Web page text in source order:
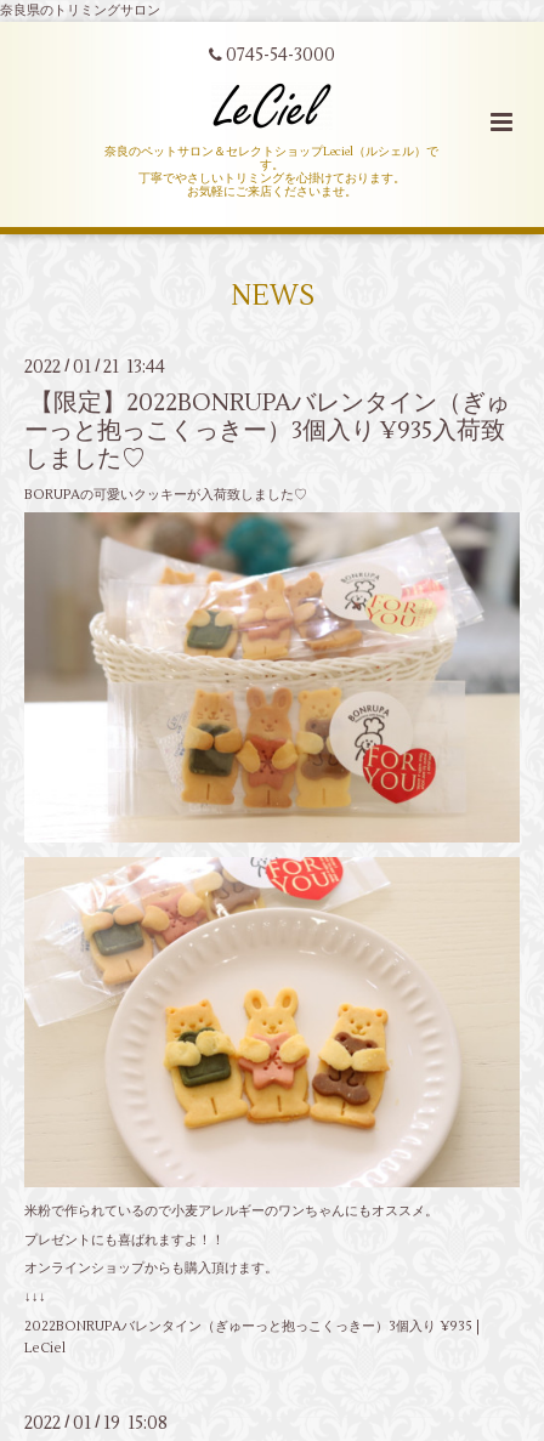
奈良県のトリミングサロン
0745-54-3000
奈良のペットサロン＆セレクトショップLeciel（ルシェル）で
す。
丁寧でやさしいトリミングを心掛けております。
お気軽にご来店くださいませ。
NEWS
2022 /01 /21 13:44
【限定】2022BONRUPAバレンタイン（ぎゅ
ーっと抱っこくっきー）3個入り ¥935入荷致
しました♡
BORUPAの可愛いクッキーが入荷致しました♡
米粉で作られているので小麦アレルギーのワンちゃんにもオススメ。
プレゼントにも喜ばれますよ！！
オンラインショップからも購入頂けます。
↓↓↓
2022BONRUPAバレンタイン（ぎゅーっと抱っこくっきー）3個入り ¥935 |
LeCiel
2022 /01 / 19 15:08